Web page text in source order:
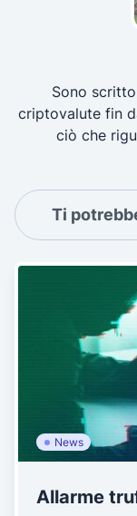
Sono
criptovalute fin
ciò che
Ti
News
Allarme